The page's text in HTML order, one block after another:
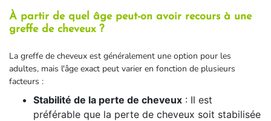
À partir de quel âge peut-on avoir recours à une
greffe de cheveux ?
La greffe de cheveux est généralement une option pour les
adultes, mais l'âge exact peut varier en fonction de plusieurs
facteurs :
Stabilité de la perte de cheveux : Il est
préférable que la perte de cheveux soit stabilisée